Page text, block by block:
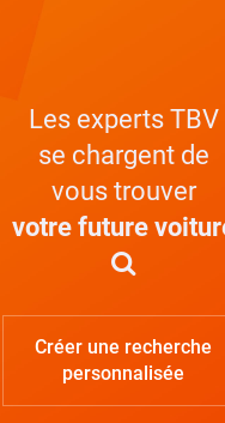
Les experts TBV
se chargent de
vous trouver
votre future
Créer une recherche
personnalisée